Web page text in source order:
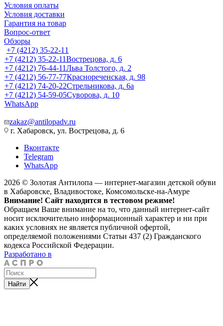
Условия оплаты
Условия доставки
Гарантия на товар
Вопрос-ответ
Обзоры
+7 (4212) 35-22-11
+7 (4212) 35-22-11Вострецова, д. 6
+7 (4212) 76-44-11Льва Толстого, д. 2
+7 (4212) 56-77-77Краснореченская, д. 98
+7 (4212) 74-20-22Стрельникова, д. 6а
+7 (4212) 54-59-05Суворова, д. 10
WhatsApp
zakaz@antilopadv.ru
г. Хабаровск, ул. Вострецова, д. 6
Вконтакте
Telegram
WhatsApp
2026 © Золотая Антилопа — интернет-магазин детской обуви
в Хабаровске, Владивостоке, Комсомольске-на-Амуре
Внимание! Сайт находится в тестовом режиме!
Обращаем Ваше внимание на то, что данный интернет-сайт
носит исключительно информационный характер и ни при
каких условиях не является публичной офертой,
определяемой положениями Статьи 437 (2) Гражданского
кодекса Российской Федерации.
Разработано в
Найти